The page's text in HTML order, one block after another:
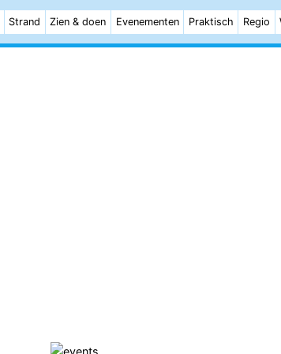
Strand Zien & doen Evenementen Praktisch Regio